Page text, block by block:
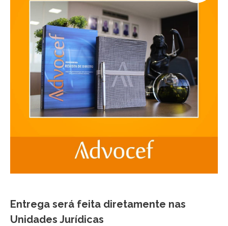
Entrega será feita diretamente nas
Unidades Jurídicas